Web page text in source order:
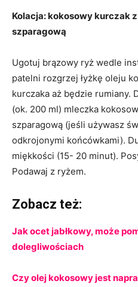
Kolacja: kokosowy kurczak
szparagową
Ugotuj brązowy ryż wedle
patelni rozgrzej łyżkę oleju
kurczaka aż będzie rumiany.
(ok. 200 ml) mleczka
szparagową (jeśli używasz
odkrojonymi końcówkami).
miękkości (15- 20 minut).
Podawaj z ryżem.
Zobacz też:
Jak ocet jabłkowy, może
dolegliwościach
Czy olej kokosowy jest